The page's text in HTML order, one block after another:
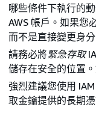
哪些條件下執行的
AWS 帳戶。如果您
而不是直接變更身分
請務必將緊急存取
儲存在安全的位置
強烈建議您使用
取金鑰提供的長期憑